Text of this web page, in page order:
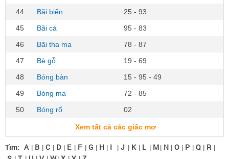
44
Bãi biển
25 - 93
45
Bãi cá
95 - 83
46
Bãi tha ma
78 - 87
47
Bè gỗ
19 - 69
48
Bóng bàn
15 - 95 - 49
49
Bóng ma
72 - 85
50
Bóng rổ 02
Xem tất cả các giấc mơ
Tìm: A | B | C | D | E | F | G | H | I | J | K | L | M| N | O | P | Q | R |